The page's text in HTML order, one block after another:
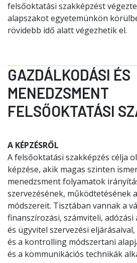
felsőoktatási szakképzést
alapszakot egyetemünkön
rövidebb idő alatt végezhetik el.
GAZDÁLKODÁSI ÉS
MENEDZSMENT
FELSŐOKTATÁSI
A KÉPZÉSRŐL
A felsőoktatási szakképzés célja
képzése, akik magas szinten
menedzsment folyamatok
szervezésének, működtetésének
módszereit. Tisztában vannak a
finanszírozási, számviteli, adózási
és ügyvitel szervezési
és a kontrolling módszertani
és a kommunikációs technikák